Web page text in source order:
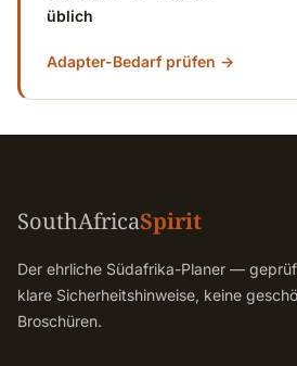
üblich
Adapter-Bedarf prüfen →
SouthAfricaSpirit
Der ehrliche Südafrika-Planer —
klare Sicherheitshinweise, keine
Broschüren.